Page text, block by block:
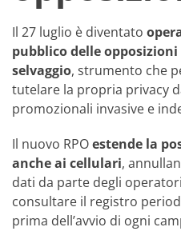
Il 27 luglio è diventato
pubblico delle opposizioni
selvaggio, strumento che
tutelare la propria privacy
promozionali invasive e
Il nuovo RPOestende la
anche ai cellulari,
dati da parte degli
consultare il registro
prima dell’avvio di ogni